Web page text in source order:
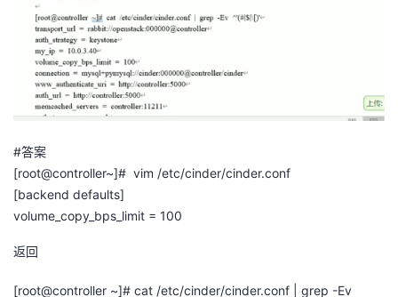
者
我
的
博
客
我
的
论
坛
我
的
圈
子
我
的
直
我
的
我
#答案
[root@controller~]# vim /etc/cinder/cinder.conf
[backend defaults]
volume_copy_bps_limit = 100
返回
[root@controller ~]# cat /etc/cinder/cinder.conf | grep -Ev